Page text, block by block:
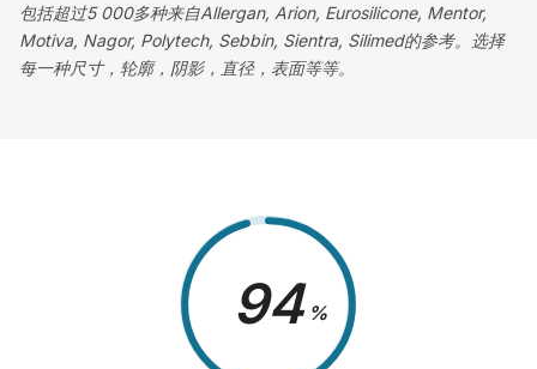
包括超过5 000多种来自Allergan, Arion, Eurosilicone, Mentor,
Motiva, Nagor, Polytech, Sebbin, Sientra, Silimed的参考。选择
每一种尺寸，轮廓，阴影，直径，表面等等。
98 %